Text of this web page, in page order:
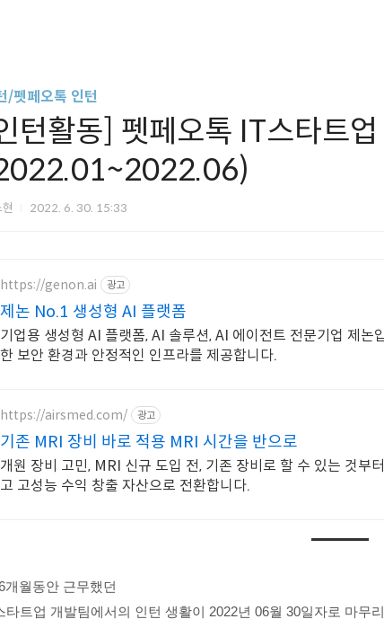
/펫페오톡 인턴
턴활동] 펫페오톡 IT스타트업
2022. 6. 30. 15:33
https://genon.ai 광고
제논 No.1 생성형 AI 플랫폼
기업용 생성형 AI 플랫폼, AI 솔루션, AI 에이전트 전문기업 제논
한 보안 환경과 안정적인 인프라를 제공합니다.
https://airsmed.com/ 광고
기존 MRI 장비 바로 적용 MRI 시간을 반으로
개원 장비 고민, MRI 신규 도입 전, 기존 장비로 할 수 있는 것부
고 고성능 수익 창출 자산으로 전환합니다.
개월동안 근무했던
타트업 개발팀에서의 인턴 생활이 2022년 06월 30일자로 마무